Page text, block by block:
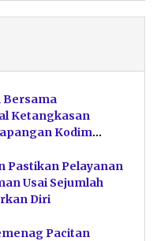
Bersama
Ketangkasan
Kodim
Pastikan Pelayanan
Usai Sejumlah
Diri
Pacitan